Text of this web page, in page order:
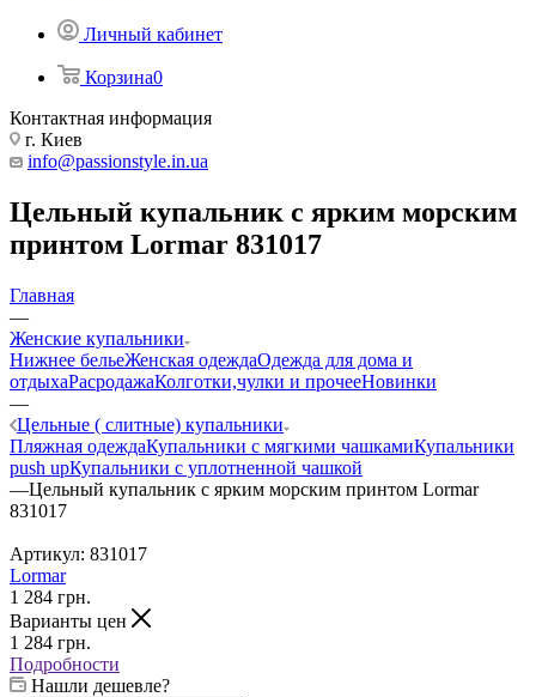
Личный кабинет
Корзина0
Контактная информация
г. Киев
info@passionstyle.in.ua
Цельный купальник с ярким морским
принтом Lormar 831017
Главная
—
Женские купальники
Нижнее бельеЖенская одеждаОдежда для дома и
отдыхаРасродажаКолготки,чулки и прочееНовинки
—
Цельные ( слитные) купальники
Пляжная одеждаКупальники с мягкими чашкамиКупальники
push upКупальники с уплотненной чашкой
—Цельный купальник с ярким морским принтом Lormar
831017
Артикул: 831017
Lormar
1 284 грн.
Варианты цен
1 284 грн.
Подробности
Нашли дешевле?